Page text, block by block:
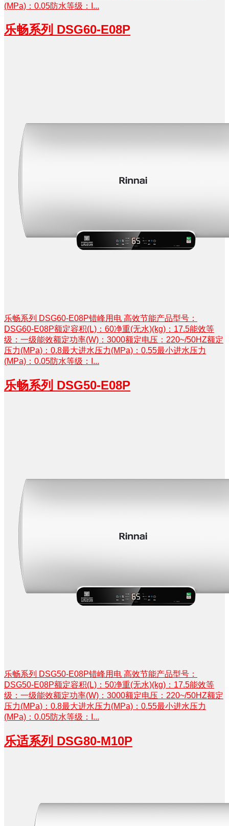
(MPa)：0.05防水等级：I...
乐畅系列 DSG60-E08P
乐畅系列 DSG60-E08P错峰用电 高效节能产品型号：
DSG60-E08P额定容积(L)：60净重(无水)(kg)：17.5能效等
级：一级能效额定功率(W)：3000额定电压：220~/50HZ额定
压力(MPa)：0.8最大进水压力(MPa)：0.55最小进水压力
(MPa)：0.05防水等级：I...
乐畅系列 DSG50-E08P
乐畅系列 DSG50-E08P错峰用电 高效节能产品型号：
DSG50-E08P额定容积(L)：50净重(无水)(kg)：17.5能效等
级：一级能效额定功率(W)：3000额定电压：220~/50HZ额定
压力(MPa)：0.8最大进水压力(MPa)：0.55最小进水压力
(MPa)：0.05防水等级：I...
乐适系列 DSG80-M10P